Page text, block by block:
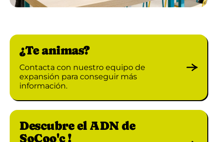
¿Te animas?
Contacta con nuestro equipo de
expansión para conseguir más
información.
Descubre el ADN de
SoCoo'c !